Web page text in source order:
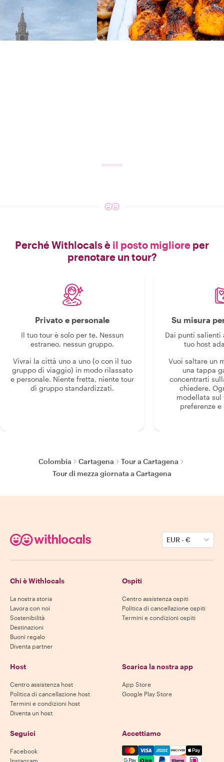
Perché Withlocals è il posto migliore per
prenotare un tour?
Privato e personale
Il tuo tour è solo per te. Nessun
estraneo, nessun gruppo.
Vivrai la città uno a uno (o con il tuo
gruppo di viaggio) in modo rilassato
e personale. Niente fretta, niente tour
di gruppo standardizzati.
Su misura
Dai punti salienti
tuo host
Vuoi saltare un
una tappa
concentrarti
chiedere.
modellata sul
preferenze
Colombia Cartagena
Tour a Cartagena
Tour di mezza giornata a Cartagena
EUR-€
Chi è Withlocals
La nostra storia
Lavora con noi
Sostenibilità
Destinazioni
Buoni regalo
Diventa partner
Ospiti
Centro assistenza ospiti
Politica di cancellazione ospiti
Termini e condizioni ospiti
Host
Centro assistenza host
Politica di cancellazione host
Termini e condizioni host
Diventa un host
Scarica la nostra app
App Store
Google Play Store
Seguici
Facebook
Instagram
Accettiamo
Mastercard, Visa, Amex,